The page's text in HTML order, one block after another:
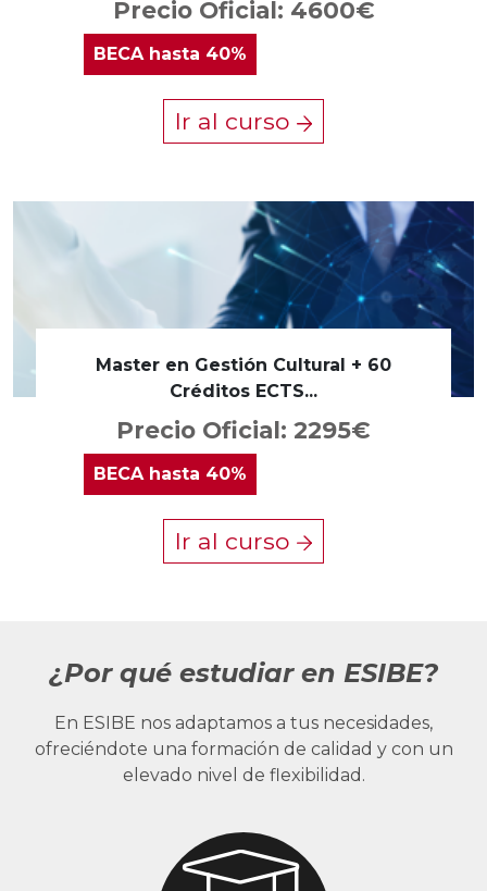
Precio Oficial: 4600€
BECAhasta 40%
Ir al curso
Master en Gestión Cultural + 60
Créditos ECTS...
Precio Oficial: 2295€
BECA hasta 40%
Ir al curso
¿Por qué estudiar en ESIBE?
En ESIBE nos adaptamos a tus necesidades,
ofreciéndote una formación de calidad y con un
elevado nivel de flexibilidad.